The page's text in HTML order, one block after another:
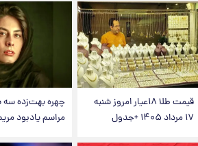
قیمت طلا ۱۸عیار امروز شنبه
۱۷ مرداد ۱۴۰۵ +جدول
چهره بهت‌زده سه
مراسم یادبود